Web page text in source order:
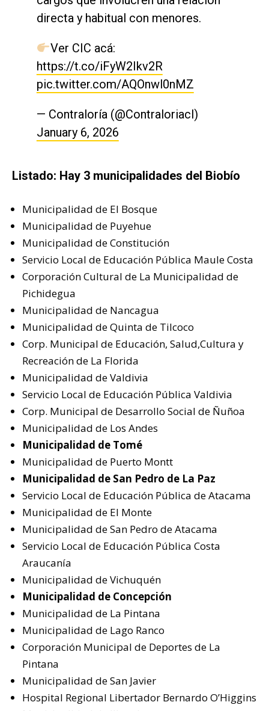
directa y habitual con menores.
Ver CIC acá:
https://t.co/iFyW2Ikv2R
pic.twitter.com/AQOnwl0nMZ
— Contraloría (@Contraloriacl)
January 6, 2026
Listado: Hay 3 municipalidades del Biobío
Municipalidad de El Bosque
Municipalidad de Puyehue
Municipalidad de Constitución
Servicio Local de Educación Pública Maule Costa
Corporación Cultural de La Municipalidad de
Pichidegua
Municipalidad de Nancagua
Municipalidad de Quinta de Tilcoco
Corp. Municipal de Educación, Salud,Cultura y
Recreación de La Florida
Municipalidad de Valdivia
Servicio Local de Educación Pública Valdivia
Corp. Municipal de Desarrollo Social de Ñuñoa
Municipalidad de Los Andes
Municipalidad de Tomé
Municipalidad de Puerto Montt
Municipalidad de San Pedro de La Paz
Servicio Local de Educación Pública de Atacama
Municipalidad de El Monte
Municipalidad de San Pedro de Atacama
Servicio Local de Educación Pública Costa
Araucanía
Municipalidad de Vichuquén
Municipalidad de Concepción
Municipalidad de La Pintana
Municipalidad de Lago Ranco
Corporación Municipal de Deportes de La
Pintana
Municipalidad de San Javier
Hospital Regional Libertador Bernardo O’Higgins